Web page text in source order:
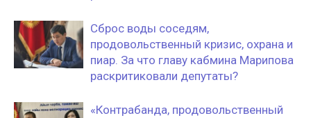
Сброс воды соседям,
продовольственный кризис, охрана и
пиар. За что главу кабмина Марипова
раскритиковали депутаты?
«Контрабанда, продовольственный